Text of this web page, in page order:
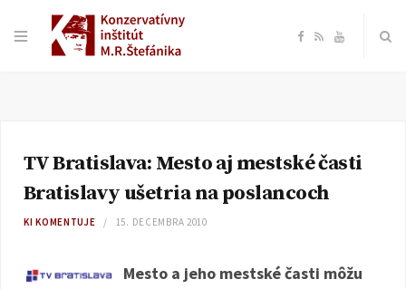
F
e
R Y
T
TV Bratislava: Mesto aj mestské časti
Bratislavy ušetria na poslancoch
KI KOMENTUJE 15. DECEMBRA 2010
Mesto a jeho mestské časti môžu